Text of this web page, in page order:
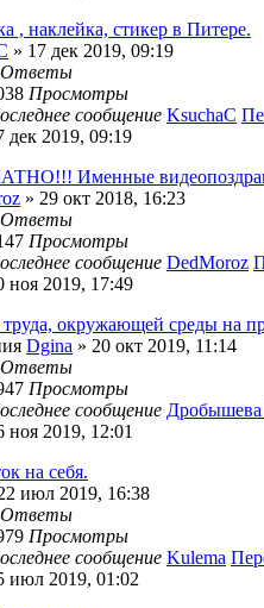
, наклейка, стикер в Питере.
» 17 дек 2019, 09:19
Ответы
Просмотры
сообщение KsuchaC
дек 2019, 09:19
Именные
» 29 окт 2018, 16:23
Ответы
Просмотры
сообщение DedMoroz
ноя 2019, 17:49
окружающей среды на
Dgina » 20 окт 2019, 11:14
Ответы
Просмотры
сообщение
ноя 2019, 12:01
на себя.
июл 2019, 16:38
Ответы
Просмотры
сообщение Kulema
июл 2019, 01:02